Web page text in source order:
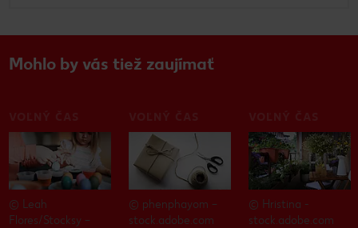
Mohlo by vás tiež zaujímať
© Leah
Flores/Stocksy –
© phenphayom –
stock.adobe.com
© Hristina -
stock.adobe.com